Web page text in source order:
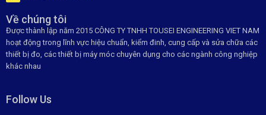
Về chúng tôi
Được thành lập năm 2015 CÔNG TY TNHH TOUSEI ENGINEERING VIET NAM
hoạt động trong lĩnh vực hiệu chuẩn, kiểm đinh, cung cấp và sửa chữa các
thiết bị đo, các thiết bị máy móc chuyên dụng cho các ngành công nghiệp
khác nhau
Follow Us